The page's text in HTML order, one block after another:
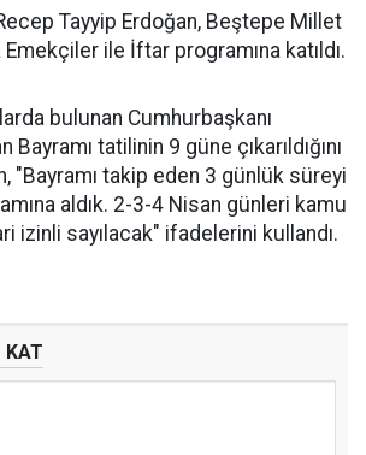
Tayyip Erdoğan, Beştepe Millet
ile İftar programına katıldı.
bulunan Cumhurbaşkanı
Bayramı tatilinin 9 güne çıkarıldığını
"Bayramı takip eden 3 günlük süreyi
aldık. 2-3-4 Nisan günleri kamu
izinli sayılacak" ifadelerini kullandı.
KAT